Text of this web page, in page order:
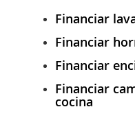
Financiar
Financiar
Financiar
Financiar
cocina